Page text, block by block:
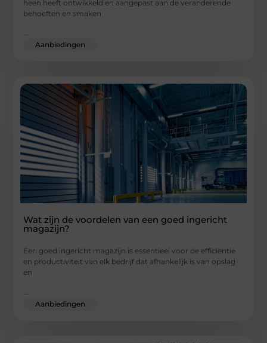
heen heeft ontwikkeld en aangepast aan de veranderende
behoeften en smaken
...
Aanbiedingen
Wat zijn de voordelen van een goed ingericht
magazijn?
Een goed ingericht magazijn is essentieel voor de efficiëntie
en productiviteit van elk bedrijf dat afhankelijk is van opslag
en
Aanbiedingen